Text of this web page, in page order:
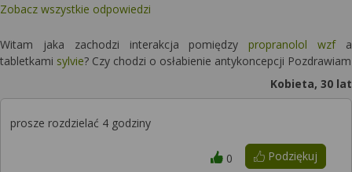
Zobacz wszystkie odpowiedzi
Witam jaka zachodzi interakcja pomiędzypropranolol wzfa
tabletkami sylvie? Czy chodzi o osłabienie antykoncepcji Pozdrawiam
Kobieta, 30 lat
prosze rozdzielać 4 godziny
Podziękuj
0